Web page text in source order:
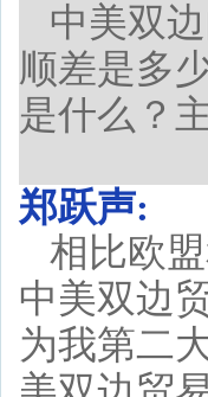
中美双
顺差是多
是什么？
郑跃声:
相比欧
中美双边
为我第二